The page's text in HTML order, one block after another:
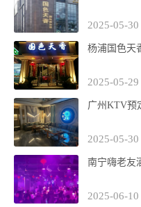
2025-05-30
杨浦国色天
2025-05-29
广州KTV预
2025-05-30
南宁嗨老友
2025-06-